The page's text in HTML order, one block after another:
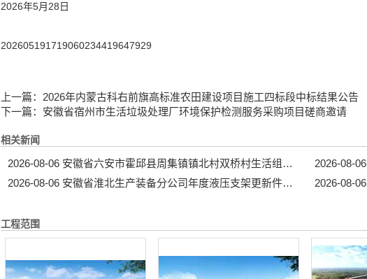
2026年5月28日
202605191719060234419647929
上一篇： 2026年内蒙古科右前旗高标准农田建设项目施工四标段中标结果公告
下一篇： 安徽省宿州市生活垃圾处理厂环境保护检测服务采购项目磋商邀请
相关新闻
2026-08-06 安徽省六安市霍邱县周集镇镇北村双桥村生活组道路工程... 2026-08-06
2026-08-06 安徽省淮北生产装备分公司年度液压支架更新件采购项目招标公告... 2026-08-06
工程范围